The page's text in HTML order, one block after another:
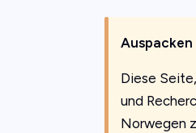
Auspacken
Diese
und
Norwegen